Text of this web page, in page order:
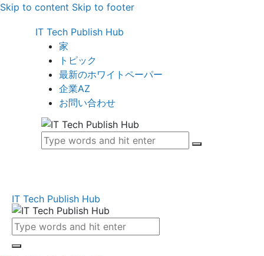
Skip to content Skip to footer
IT Tech Publish Hub
家
トピック
最新のホワイトペーパー
企業AZ
お問い合わせ
IT Tech Publish Hub